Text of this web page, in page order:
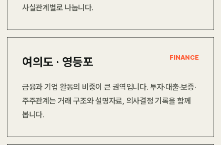
사실관계별로 나눕니다.
여의도 · 영등포 FINANCE
금융과 기업 활동의 비중이 큰 권역입니다. 투자·대출·보증·
주주관계는 거래 구조와 설명자료, 의사결정 기록을 함께
봅니다.